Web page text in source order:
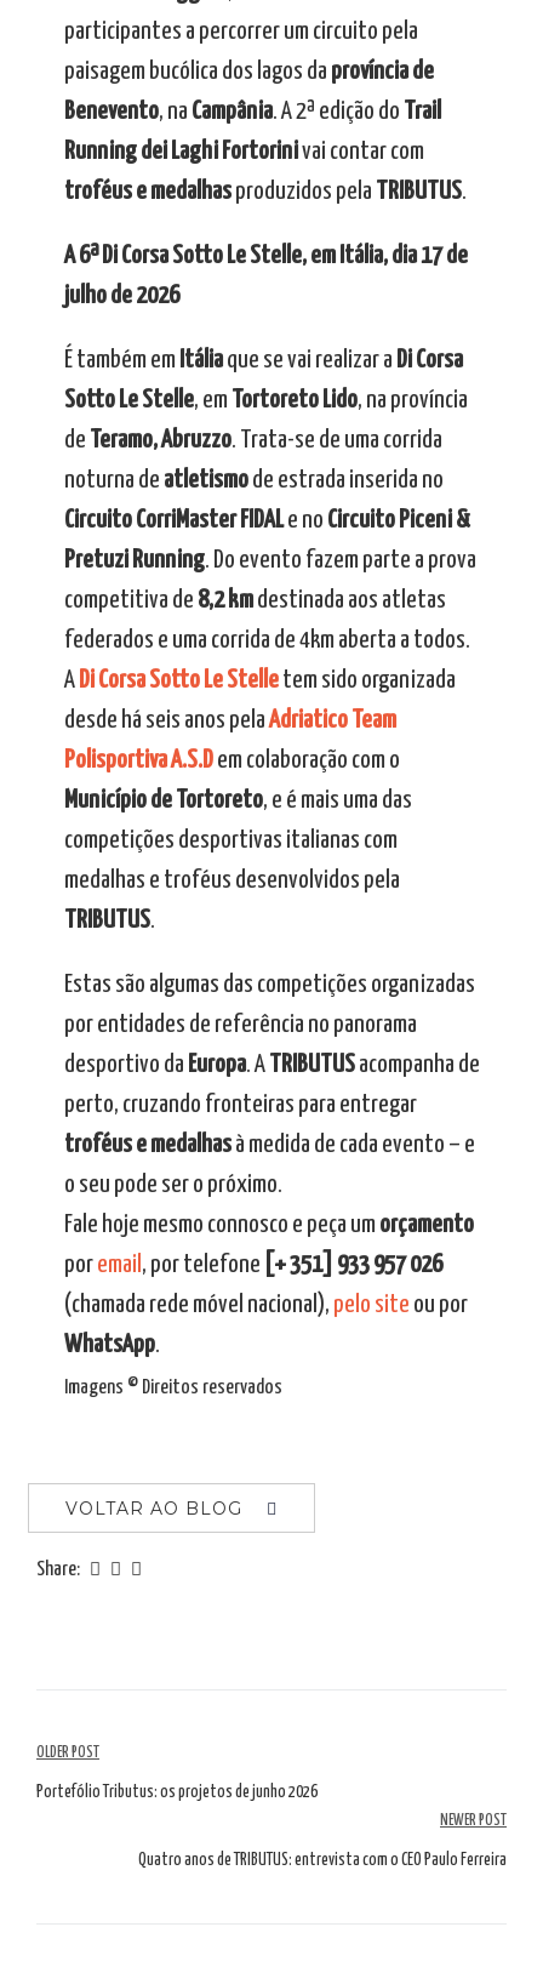
participantes a percorrer um circuito pela
paisagem bucólica dos lagos da província de
Benevento, na Campânia. A 2ª edição do
Trail
Running dei Laghi Fortorinivai contar com
troféus e medalhasproduzidos pela TRIBUTUS.
A 6ª Di Corsa Sotto Le Stelle, em Itália, dia 17 de
julho de 2026
É também em Itáliaque se vai realizar a Di Corsa
Sotto Le Stelle, em Tortoreto Lido, na província
de
Teramo, Abruzzo. Trata-se de uma corrida
noturna de atletismode estrada inserida no
Circuito CorriMaster FIDALe no Circuito Piceni &
Pretuzi Running. Do evento fazem parte a prova
competitiva de 8,2 kmdestinada aos atletas
federados e uma corrida de 4km aberta a todos.
A Di Corsa Sotto Le Stelletem sido organizada
desde há seis anos pelaAdriatico Team
Polisportiva A.S.Dem colaboração com o
Município de Tortoreto, e é mais uma das
competições desportivas italianas com
medalhas e troféus desenvolvidos pela
TRIBUTUS.
Estas são algumas das competições organizadas
por entidades de referência no panorama
desportivo da Europa. A TRIBUTUSacompanha de
perto, cruzando fronteiras para entregar
troféus e medalhasà medida de cada evento – e
o seu pode ser o próximo.
Fale hoje mesmo connosco e peça um orçamento
por email , por telefone
[+ 351] 933 957 026
(chamada rede móvel nacional), pelo site ou por
WhatsApp.
Imagens © Direitos reservados
VOLTAR AO BLOG
Share:
Navegação
de
OLDER POST
Portefólio Tributus: os projetos de junho 2026
NEWER POST
Quatro anos de TRIBUTUS: entrevista com o CEO Paulo Ferreira